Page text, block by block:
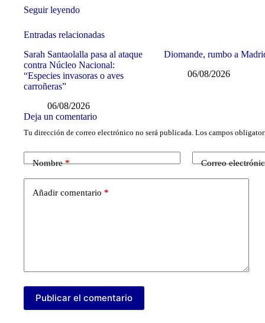
Seguir leyendo
Entradas relacionadas
Sarah Santaolalla pasa al ataque
contra Núcleo Nacional:
“Especies invasoras o aves
carroñeras”
06/08/2026
Diomande, rumbo a
06/08/2026
Deja un comentario
Tu dirección de correo electrónico no será publicada. Los campos
Nombre* Correo
Añadir comentario *
Publicar el comentario